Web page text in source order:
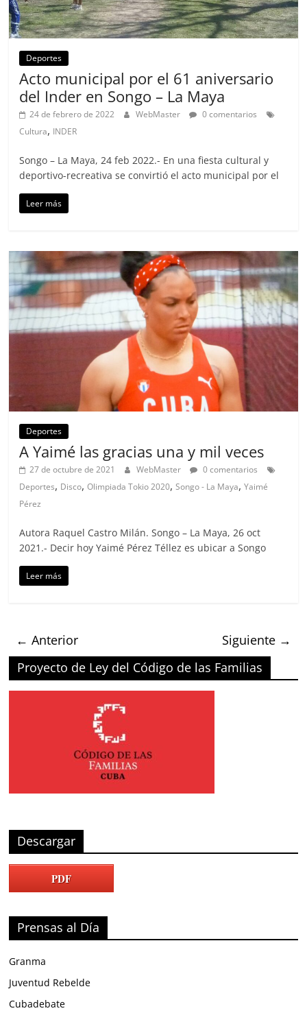
Deportes
Acto municipal por el 61 aniversario
del Inder en Songo – La Maya
24 de febrero de 2022 WebMaster
0 comentarios
Cultura, INDER
Songo – La Maya, 24 feb 2022.- En una fiesta cultural y
deportivo-recreativa se convirtió el acto municipal por el
Leer más
Deportes
A Yaimé las gracias una y mil veces
27 de octubre de 2021 WebMaster
0 comentarios
Deportes, Disco,Olimpiada Tokio 2020,Songo - La Maya,Yaimé
Pérez
Autora Raquel Castro Milán. Songo – La Maya, 26 oct
2021.- Decir hoy Yaimé Pérez Téllez es ubicar a Songo
Leer más
← Anterior
Siguiente →
Proyecto de Ley del Código de las Familias
Descargar
PDF
Prensas al Día
Granma
Juventud Rebelde
Cubadebate